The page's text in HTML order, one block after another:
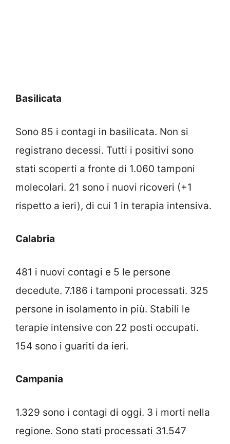
Basilicata
Sono 85 i contagi in basilicata. Non si
registrano decessi. Tutti i positivi sono
stati scoperti a fronte di 1.060 tamponi
molecolari. 21 sono i nuovi ricoveri (+1
rispetto a ieri), di cui 1 in terapia intensiva.
Calabria
481 i nuovi contagi e 5 le persone
decedute. 7.186 i tamponi processati. 325
persone in isolamento in più. Stabili le
terapie intensive con 22 posti occupati.
154 sono i guariti da ieri.
Campania
1.329 sono i contagi di oggi. 3 i morti nella
regione. Sono stati processati 31.547